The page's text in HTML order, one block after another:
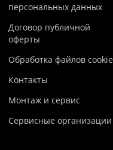
персональных данных
Договор публичной
оферты
Обработка файлов cookie
Контакты
Монтаж и сервис
Сервисные организации